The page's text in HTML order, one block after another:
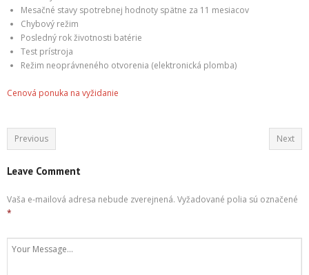
Mesačné stavy spotrebnej hodnoty spätne za 11 mesiacov
Chybový režim
Posledný rok životnosti batérie
Test prístroja
Režim neoprávneného otvorenia (elektronická plomba)
Cenová ponuka na vyžidanie
Previous Next
Leave Comment
Vaša e-mailová adresa nebude zverejnená. Vyžadované polia sú označené
*